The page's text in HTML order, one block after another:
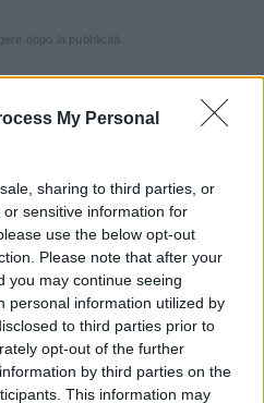
My Personal
sharing to third parties, or
sensitive information for
use the below opt-out
Please note that after your
you may continue seeing
personal information utilized by
to third parties prior to
opt-out of the further
by third parties on the
This information may
camicia bianca,
. Nascono così
Ferré Red, la
per i più piccoli. I
gli accessori, con ben
anni ’90. Per finire nel
primalinea di occhiali
con Allison.